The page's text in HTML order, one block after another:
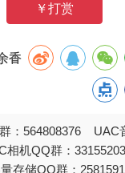
￥打赏
香
：564808376 UAC
机QQ群：
量存储QQ群：